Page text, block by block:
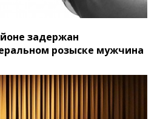
задержан
розыске мужчина